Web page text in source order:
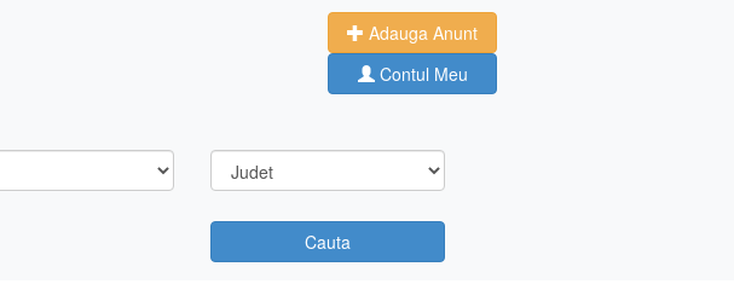
Adauga Anunt
Contul Meu
Cauta